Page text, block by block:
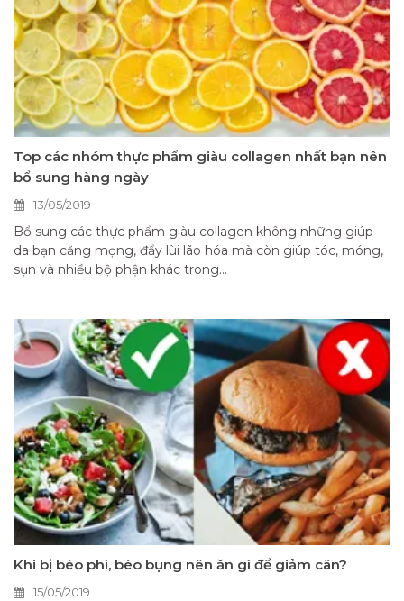
Top các nhóm thực phẩm giàu collagen nhất bạn nên
bổ sung hàng ngày
13/05/2019
Bổ sung các thực phẩm giàu collagen không những giúp
da bạn căng mọng, đẩy lùi lão hóa mà còn giúp tóc, móng,
sụn và nhiều bộ phận khác trong...
Khi bị béo phì, béo bụng nên ăn gì để giảm cân?
15/05/2019